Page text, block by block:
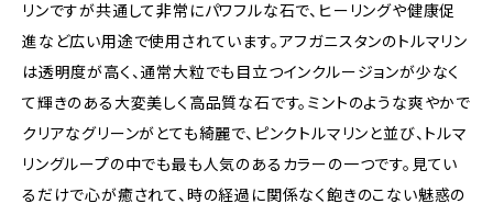
リンですが共通して非常にパワフルな石で、ヒーリングや健康促
進など広い用途で使用されています。アフガニスタンのトルマリン
は透明度が高く、通常大粒でも目立つインクルージョンが少なく
て輝きのある大変美しく高品質な石です。ミントのような爽やかで
クリアなグリーンがとても綺麗で、ピンクトルマリンと並び、トルマ
リングループの中でも最も人気のあるカラーの一つです。見てい
るだけで心が癒されて、時の経過に関係なく飽きのこない魅惑の